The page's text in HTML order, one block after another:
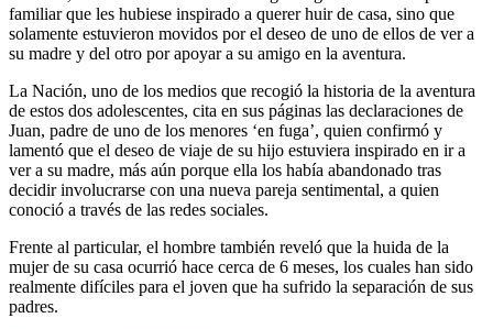
familiar que les hubiese inspirado a querer huir de casa, sino que
solamente estuvieron movidos por el deseo de uno de ellos de ver a
su madre y del otro por apoyar a su amigo en la aventura.
La Nación, uno de los medios que recogió la historia de la aventura
de estos dos adolescentes, cita en sus páginas las declaraciones de
Juan, padre de uno de los menores ‘en fuga’, quien confirmó y
lamentó que el deseo de viaje de su hijo estuviera inspirado en ir a
ver a su madre, más aún porque ella los había abandonado tras
decidir involucrarse con una nueva pareja sentimental, a quien
conoció a través de las redes sociales.
Frente al particular, el hombre también reveló que la huida de la
mujer de su casa ocurrió hace cerca de 6 meses, los cuales han sido
realmente difíciles para el joven que ha sufrido la separación de sus
padres.